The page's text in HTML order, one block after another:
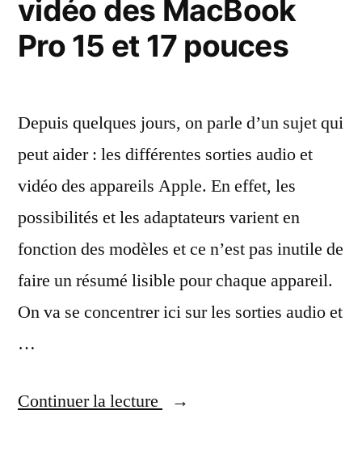
DVI
vidéo des MacBook
Pro 15 et 17 pouces
Depuis quelques jours, on parle d’un sujet qui
peut aider : les différentes sorties audio et
vidéo des appareils Apple. En effet, les
possibilités et les adaptateurs varient en
fonction des modèles et ce n’est pas inutile de
faire un résumé lisible pour chaque appareil.
On va se concentrer ici sur les sorties audio et
…
Continuer la lecture
« Les